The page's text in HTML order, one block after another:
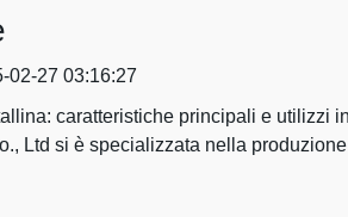
02-27 03:16:27
caratteristiche principali e utilizzi
Ltd si è specializzata nella